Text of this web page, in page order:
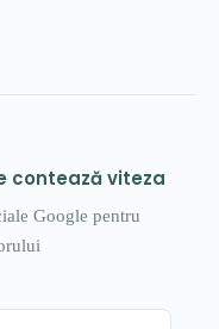
contează viteza
Google pentru